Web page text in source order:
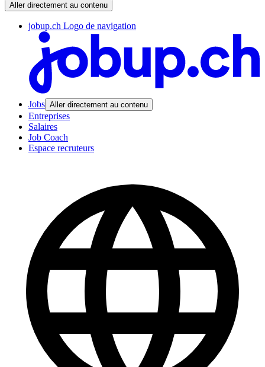
Aller directement au contenu
jobup.ch Logo de navigation
Jobs Aller directement au contenu
Entreprises
Salaires
Job Coach
Espace recruteurs